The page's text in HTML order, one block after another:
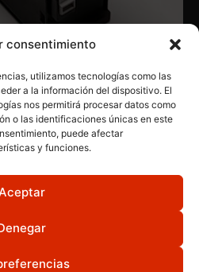
consentimiento
utilizamos tecnologías como las
a la información del dispositivo. El
nos permitirá procesar datos como
o las identificaciones únicas en este
puede afectar
y funciones.
INDUSTRIALES,SIEMENS
1AF00